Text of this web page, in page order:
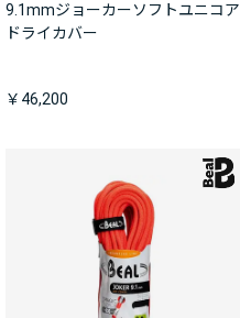
9.1mmジョーカーソフトユニコア
ドライカバー
￥46,200